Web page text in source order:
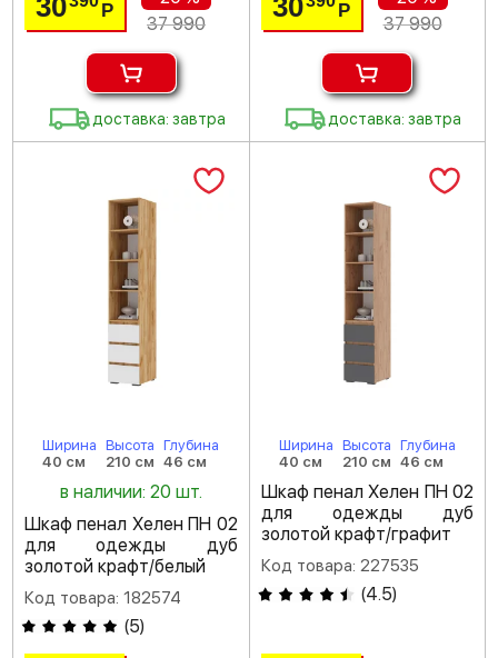
30 Р
37 990
доставка: завтра
30 Р
37 990
доставка: завтра
Ширина
40 см
Высота
210 см
Глубина
46 см
в наличии: 20 шт.
Шкаф пенал Хелен ПН 02
для одежды дуб
золотой крафт/белый
Код товара: 182574
(5)
Ширина
40 см
Высота
210 см
Глубина
46 см
Шкаф пенал Хелен ПН 02
для одежды дуб
золотой крафт/графит
Код товара: 227535
(4.5)